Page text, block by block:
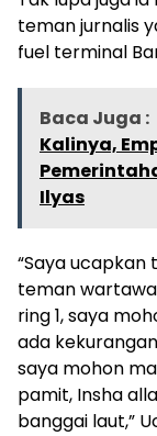
teman jurnalis
fuel terminal
Baca Juga :
Kalinya,
Ilyas
“Saya
teman
ring 1, saya
ada
saya mohon
pamit, Insha
banggai laut,”